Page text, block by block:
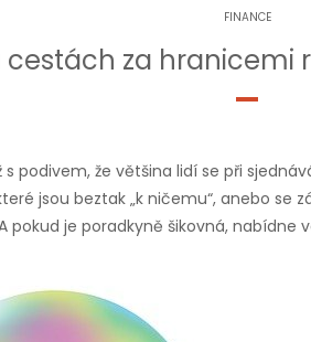
FINANCE
cestách za hranicemi
podivem, že většina lidí se při
jsou beztak „k ničemu“, anebo
pokud je poradkyně šikovná,